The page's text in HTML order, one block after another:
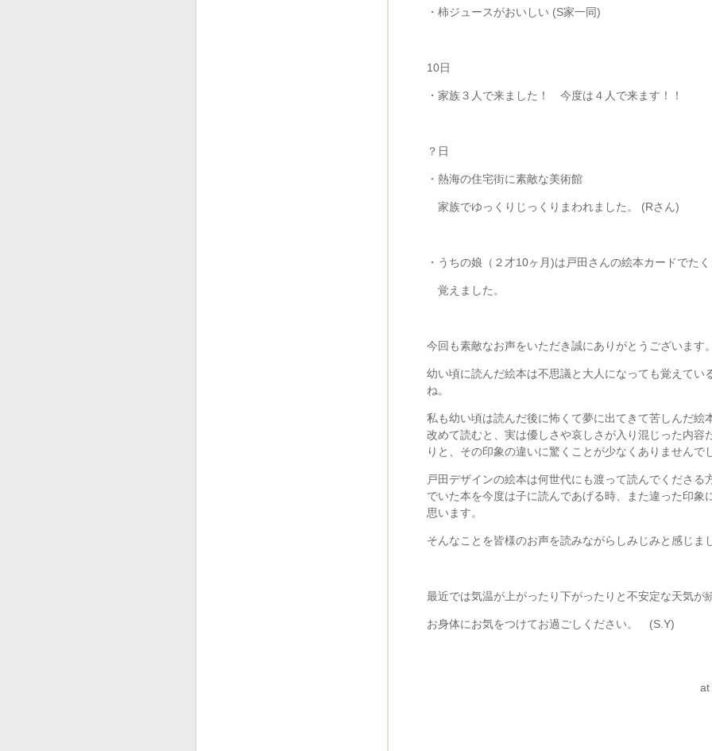
・柿ジュースがおいしい (S家一同)
10日
・家族３人で来ました！ 今度は４人で来ます！！
？日
・熱海の住宅街に素敵な美術館
家族でゆっくりじっくりまわれました。 (Rさん)
・うちの娘（２才10ヶ月)は戸田さんの絵本カードでた
覚えました。
今回も素敵なお声をいただき誠にありがとうございます
幼い頃に読んだ絵本は不思議と大人になっても覚えてい
ね。
私も幼い頃は読んだ後に怖くて夢に出てきて苦しんだ絵
改めて読むと、実は優しさや哀しさが入り混じった内容
りと、その印象の違いに驚くことが少なくありませんで
戸田デザインの絵本は何世代にも渡って読んでくださる
でいた本を今度は子に読んであげる時、また違った印象
思います。
そんなことを皆様のお声を読みながらしみじみと感じま
最近では気温が上がったり下がったりと不安定な天気が
お身体にお気をつけてお過ごしください。 (S.Y)
at